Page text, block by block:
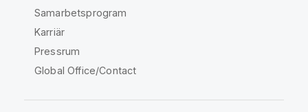
Samarbetsprogram
Karriär
Pressrum
Global Office/Contact